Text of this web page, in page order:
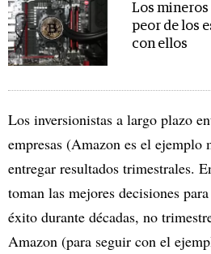
Los
peor de los
con ellos
Los inversionistas a largo plazo
empresas (Amazon es el ejemplo
entregar resultados trimestrales.
toman las mejores decisiones
éxito durante décadas, no
Amazon (para seguir con el